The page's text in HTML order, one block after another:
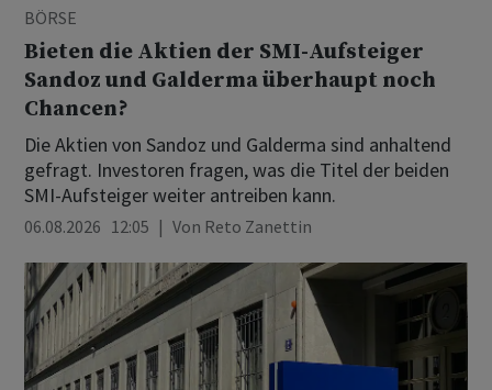
BÖRSE
Bieten die Aktien der SMI-Aufsteiger
Sandoz und Galderma überhaupt noch
Chancen?
Die Aktien von Sandoz und Galderma sind anhaltend
gefragt. Investoren fragen, was die Titel der beiden
SMI-Aufsteiger weiter antreiben kann.
06.08.2026 12:05 Von Reto Zanettin